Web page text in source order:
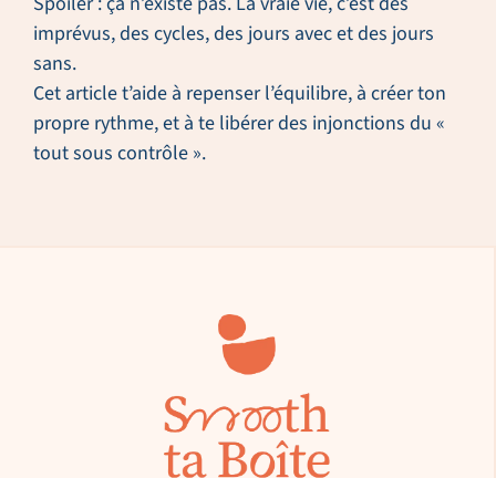
imprévus, des cycles, des jours avec et des jours
sans.
Cet article t’aide à repenser l’équilibre, à créer ton
propre rythme, et à te libérer des injonctions du «
tout sous contrôle ».